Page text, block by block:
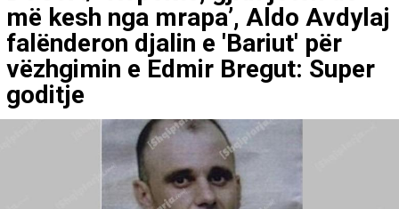
më kesh nga mrapa’, Aldo Avdylaj
falënderon djalin e 'Bariut' për
vëzhgimin e Edmir Bregut: Super
goditje